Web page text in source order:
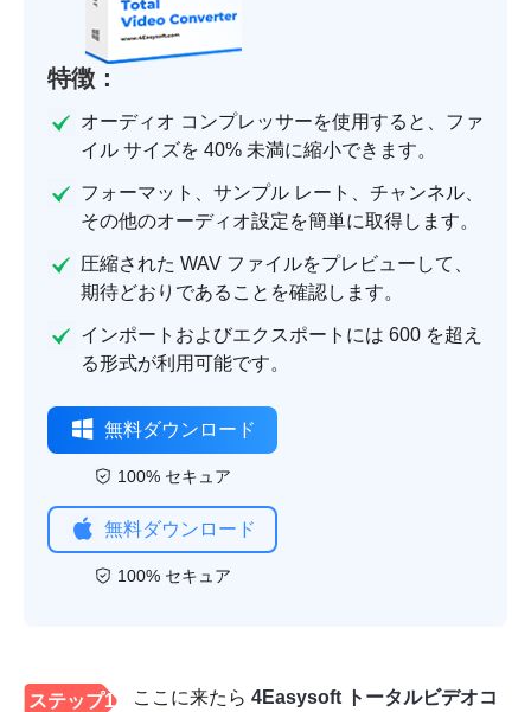
特徴：
オーディオ コンプレッサーを使用すると、ファ
イル サイズを 40% 未満に縮小できます。
フォーマット、サンプル レート、チャンネル、
その他のオーディオ設定を簡単に取得します。
圧縮された WAV ファイルをプレビューして、
期待どおりであることを確認します。
インポートおよびエクスポートには 600 を超え
る形式が利用可能です。
無料ダウンロード
100% セキュア
無料ダウンロード
100% セキュア
ステップ1 ここに来たら 4Easysoft トータルビデオコ